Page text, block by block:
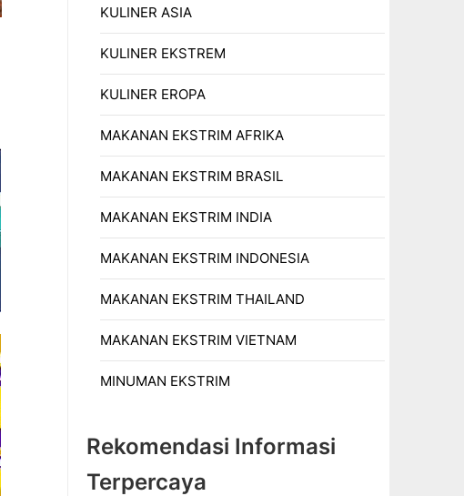
KULINER ASIA
KULINER EKSTREM
KULINER EROPA
MAKANAN EKSTRIM AFRIKA
MAKANAN EKSTRIM BRASIL
MAKANAN EKSTRIM INDIA
MAKANAN EKSTRIM INDONESIA
MAKANAN EKSTRIM THAILAND
MAKANAN EKSTRIM VIETNAM
MINUMAN EKSTRIM
Rekomendasi Informasi
Terpercaya